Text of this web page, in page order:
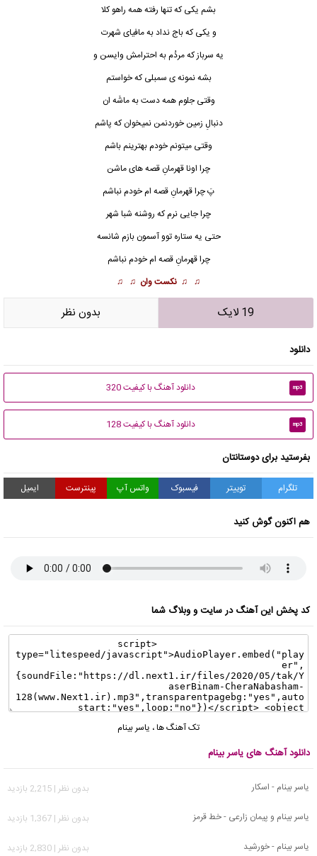
بشم یکی که تنها رفته همه راهو کلا
و یکی که باج نداد به مافیای شهرت
یه سرباز که مردُم به احترامش وایسن و
بشه نمونه‌ ی سمبلی که خواستم
وقتی جلوم همه دست به ماشَه ان
دنبالِ زمین خوردنمن نمیخوان که پاشم
وقتی میتونم خودم بهترینم باشم
چرا اونا قهرمانِ قصه های ماشن
پَ چرا قهرمانِ قصه ام خودم نباشم
چرا جایی نرم که روشنه شبا شهر
حتی یه ستاره توو آسمون بازم شانسه
چرا قهرمانِ قصه ام خودم نباشم
♫ ♫ نکست وان ♫ ♫
19 لایک بدون نظر
دانلود
mp3 دانلود آهنگ با کیفیت 320
mp3 دانلود آهنگ با کیفیت 128
بفرستید برای دوستانتان
تلگرام توییتر فیسبوک واتس آپ پینترست ایمیل
هم اکنون گوش کنید
کد پخش این آهنگ در سایت و وبلاگ شما
تک آهنگ ها، یاسر بینام
دانلود آهنگ های یاسر بینام
یاسر بینام - اسکار
بدون نظر | 2,215 بازدید
یاسر بینام و پیمان زارعی - خط قرمز
بدون نظر | 1,367 بازدید
یاسر بینام - خورشید
بدون نظر | 2,830 بازدید